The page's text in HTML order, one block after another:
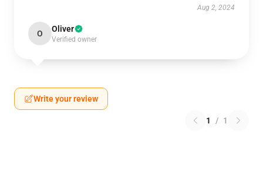
Aug 2, 2024
O Oliver
Verified owner
Write your review
1 / 1